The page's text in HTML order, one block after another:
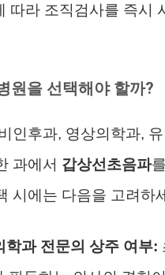
따라 조직검사를 즉시
원을 선택해야 할까?
인후과, 영상의학과,
과에서 갑상선초음파
시에는 다음을 고려하
학과 전문의 상주 여부: